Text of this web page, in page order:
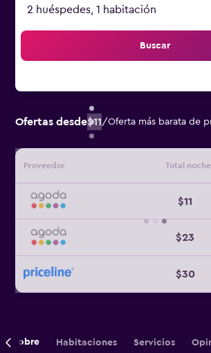
2 huéspedes, 1 habitación
Buscar
Ofertas desde$11/Oferta más barata de
Proveedor Total noche
$11
$23
$30
Sobre Habitaciones Servicios